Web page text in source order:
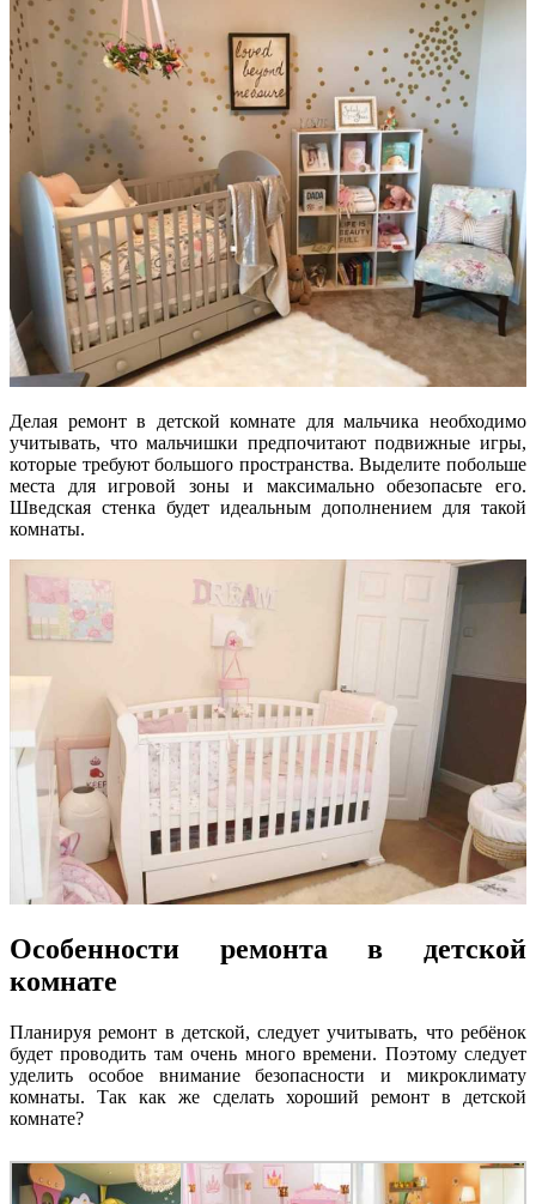
Делая ремонт в детской комнате для мальчика необходимо
учитывать, что мальчишки предпочитают подвижные игры,
которые требуют большого пространства. Выделите побольше
места для игровой зоны и максимально обезопасьте его.
Шведская стенка будет идеальным дополнением для такой
комнаты.
Особенности ремонта в детской
комнате
Планируя ремонт в детской, следует учитывать, что ребёнок
будет проводить там очень много времени. Поэтому следует
уделить особое внимание безопасности и микроклимату
комнаты. Так как же сделать хороший ремонт в детской
комнате?